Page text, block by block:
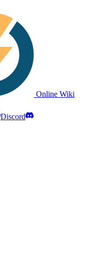
Online Wiki
Discord